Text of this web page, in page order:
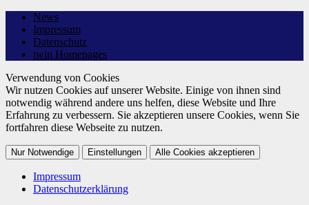
News
Impressum
Datenschutz
twin Homepages
Verwendung von Cookies
Wir nutzen Cookies auf unserer Website. Einige von ihnen sind
notwendig während andere uns helfen, diese Website und Ihre
Erfahrung zu verbessern. Sie akzeptieren unsere Cookies, wenn Sie
fortfahren diese Webseite zu nutzen.
Nur Notwendige Einstellungen Alle Cookies akzeptieren
Impressum
Datenschutzerklärung